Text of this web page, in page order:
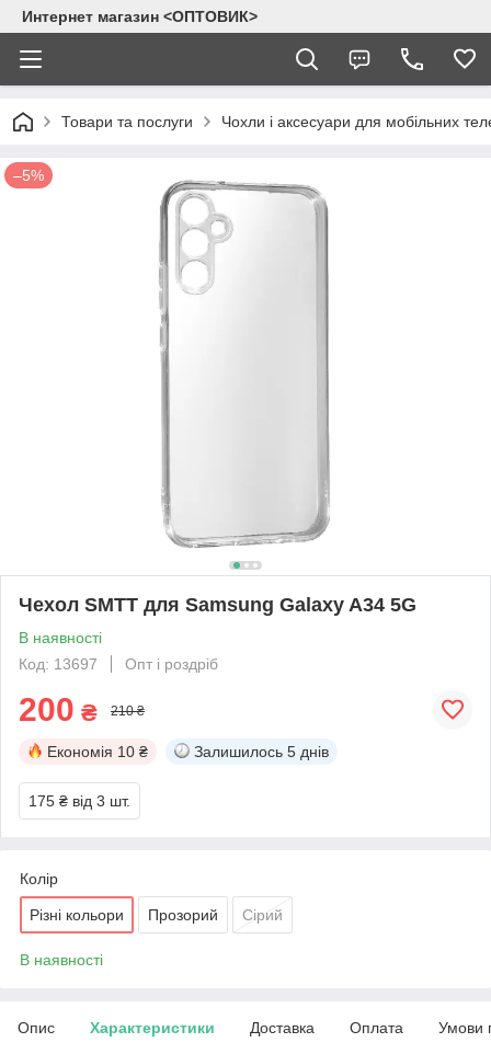
Интернет магазин <ОПТОВИК>
Товари та послуги Чохли і аксесуари для мобільних
–5%
Чехол SMTT для Samsung Galaxy A34 5G
В наявності
Код: 13697
Опт і роздріб
200 ₴ 210 ₴
Економія 10 ₴ Залишилось 5 днів
175 ₴ від 3 шт.
Колір
Різні кольори Прозорий Сірий
В наявності
Опис Характеристики Доставка Оплата Умови